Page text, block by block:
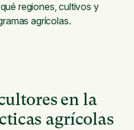
regiones, cultivos y
agrícolas.
en la
agrícolas